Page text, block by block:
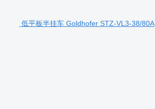
低平板半挂车 Goldhofer STZ-VL3-38/80A